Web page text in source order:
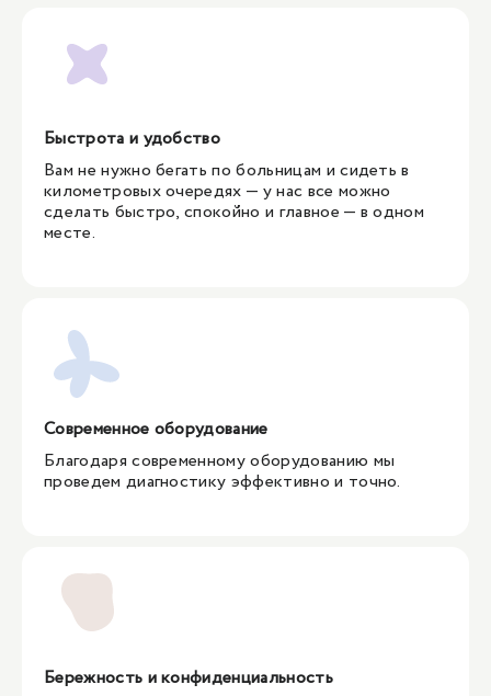
Быстрота и удобство
Вам не нужно бегать по больницам и сидеть в
километровых очередях — у нас все можно
сделать быстро, спокойно и главное — в одном
месте.
Современное оборудование
Благодаря современному оборудованию мы
проведем диагностику эффективно и точно.
Бережность и конфиденциальность